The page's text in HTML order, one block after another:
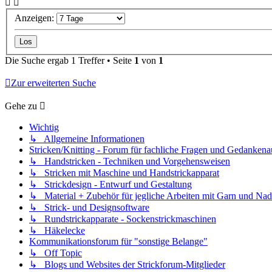
Anzeigen:
Die Suche ergab 1 Treffer • Seite 1 von 1
Zur erweiterten Suche
Gehe zu
Wichtig
↳ Allgemeine Informationen
Stricken/Knitting - Forum für fachliche Fragen und
↳ Handstricken - Techniken und Vorgehensweisen
↳ Stricken mit Maschine und Handstrickapparat
↳ Strickdesign - Entwurf und Gestaltung
↳ Material + Zubehör für jegliche Arbeiten mit Garn und
↳ Strick- und Designsoftware
↳ Rundstrickapparate - Sockenstrickmaschinen
↳ Häkelecke
Kommunikationsforum für "sonstige Belange"
↳ Off Topic
↳ Blogs und Websites der Strickforum-Mitglieder